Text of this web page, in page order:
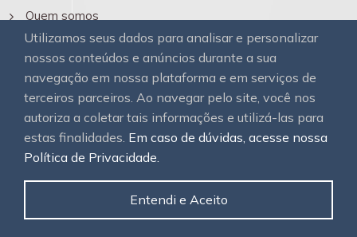
Utilizamos seus dados para analisar e personalizar
nossos conteúdos e anúncios durante a sua
navegação em nossa plataforma e em serviços de
terceiros parceiros. Ao navegar pelo site, você nos
autoriza a coletar tais informações e utilizá-las para
estas finalidades. Em caso de dúvidas, acesse nossa
Política de Privacidade.
Entendi e Aceito
Quem somos
Contato
© 2026 OAWEB.Todos os direitos reservados.